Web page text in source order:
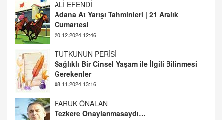
20.12.2024 12:46
TUTKUNUN PERİSİ
Sağlıklı Bir Cinsel Yaşam ile İlgili Bilinmesi
08.11.2024 13:16
FARUK ÖNALAN
Tezkere Onaylanmasaydı…